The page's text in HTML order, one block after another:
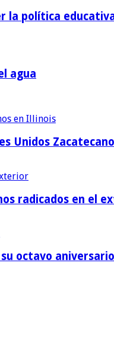
la política
agua
Unidos
radicados en el
su octavo aniversario